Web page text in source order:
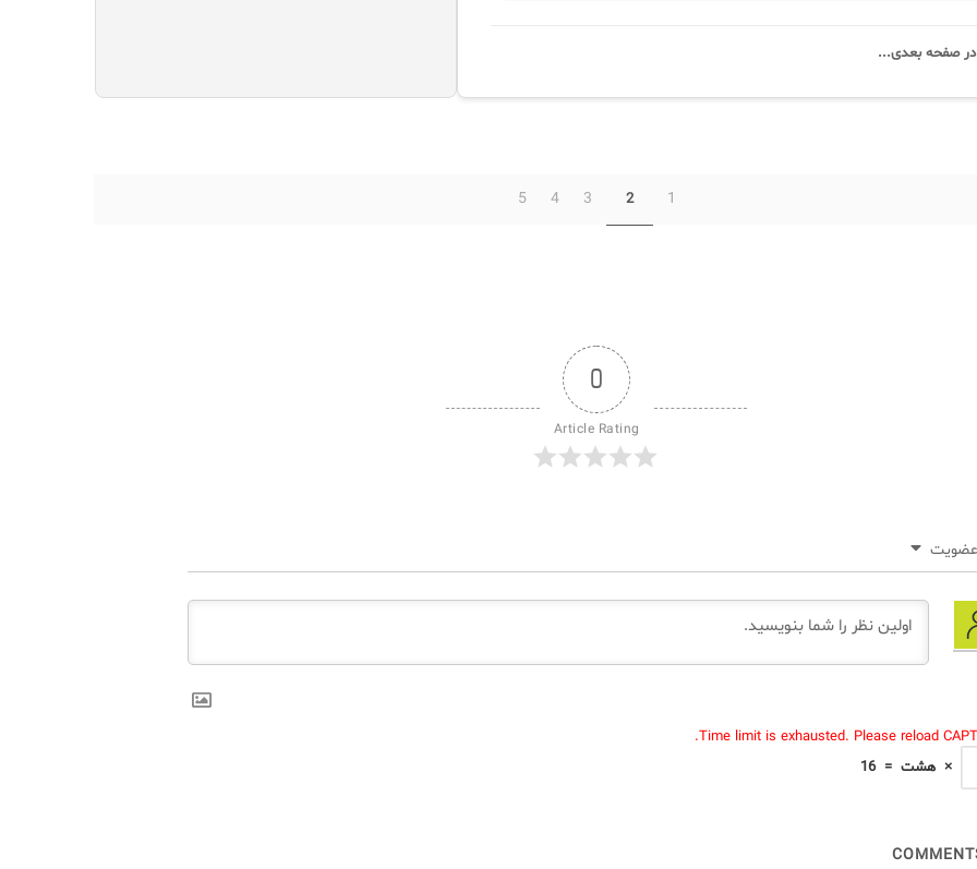
در صفحه‌ بعدی...
1
2
3
4
5
0
Article Rating
عضویت
Time limit is exhausted. Please reload
× هشت =
16